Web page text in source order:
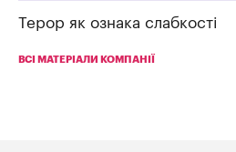
Терор як ознака слабкості
ВСІ МАТЕРІАЛИ КОМПАНІЇ